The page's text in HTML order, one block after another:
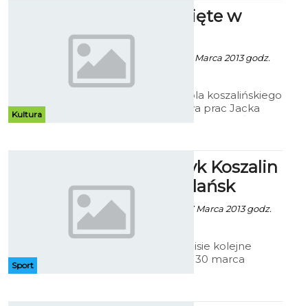
Kultura
Obrazy Święte w
Muzeum
Patrycja Koźlare - 21 Marca 2013 godz.
W Galerii Antresola koszalińskiego
muzeum wystawa prac Jacka
Sport
MWJ: Bałtyk Koszalin
- Lechia Gdańsk
Artur Rutkowski - 27 Marca 2013 godz.
Po porażce i remisie kolejne
mecze w sobotę 30 marca